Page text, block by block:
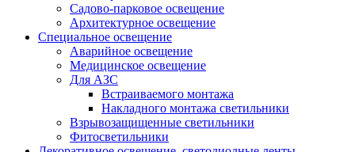
Садово-парковое освещение
Архитектурное освещение
Специальное освещение
Аварийное освещение
Медицинское освещение
Для АЗС
Встраиваемого монтажа
Накладного монтажа светильники
Взрывозащищенные светильники
Фитосветильники